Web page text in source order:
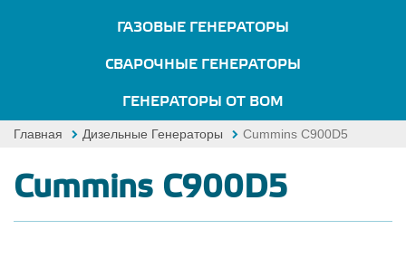
ГАЗОВЫЕ ГЕНЕРАТОРЫ
СВАРОЧНЫЕ ГЕНЕРАТОРЫ
ГЕНЕРАТОРЫ ОТ ВОМ
Главная Дизельные Генераторы Cummins C900D5
Cummins C900D5